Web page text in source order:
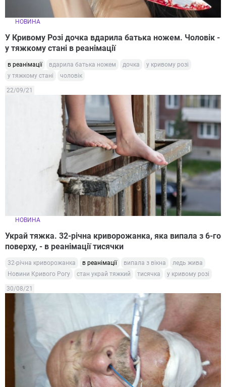
НОВИНА
У Кривому Розі дочка вдарила батька ножем. Чоловік -
у тяжкому стані в реанімації
в реанімації вдарила батька ножем дочка
у кривому розі
у тяжкому стані
чоловік
22/09/21
НОВИНА
Украй тяжка. 32-річна криворожанка, яка випала з 6-го
поверху, - в реанімації тисячки
32-річна криворожанка в реанімації випала з вікна
ледь жива
Новини Кривого Рогу
стан украй тяжкий тисячка у кривому розі
30/08/21